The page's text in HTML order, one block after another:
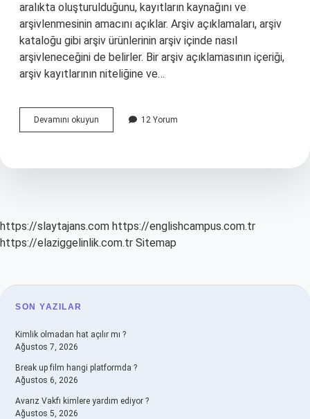
aralıkta oluşturulduğunu, kayıtların kaynağını ve
arşivlenmesinin amacını açıklar. Arşiv açıklamaları, arşiv
kataloğu gibi arşiv ürünlerinin arşiv içinde nasıl
arşivleneceğini de belirler. Bir arşiv açıklamasının içeriği,
arşiv kayıtlarının niteliğine ve…
Devamını okuyun
açıklaması
12 Yorum
https://slaytajans.com https://englishcampus.com.tr
https://elaziggelinlik.com.tr Sitemap
SIDEBAR
SON YAZILAR
Kimlik olmadan hat açılır mı ?
Ağustos 7, 2026
Break up film hangi platformda ?
Ağustos 6, 2026
Avarız Vakfı kimlere yardım ediyor ?
Ağustos 5, 2026